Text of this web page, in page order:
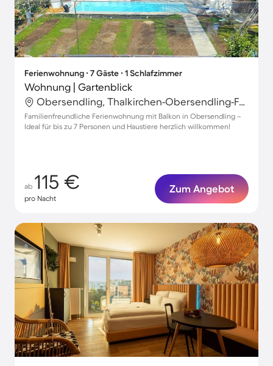
Ferienwohnung ∙ 7 Gäste ∙ 1 Schlafzimmer
Wohnung | Gartenblick
Obersendling, Thalkirchen-Obersendling-Forstenried-Fürstenried-Solln, München
Familienfreundliche Ferienwohnung mit Balkon in Obersendling –
Ideal für bis zu 7 Personen und Haustiere herzlich willkommen!
ab 115 €
pro Nacht
Zum Angebot